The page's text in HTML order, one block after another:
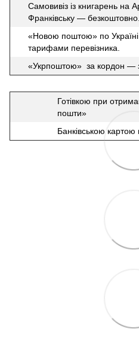
Самовивіз із книгарень на
Франківську — безкоштовно.
«Новою поштою» по
тарифами перевізника.
«Укрпоштою» за кордон —
Готівкою при
пошти»
Банківською картою